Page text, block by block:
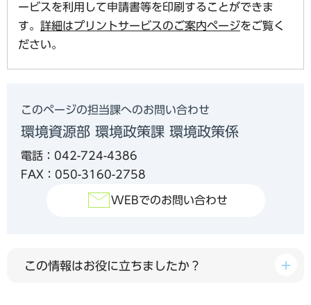
ービスを利用して申請書等を印刷することができま
す。 詳細はプリントサービスのご案内ページをご覧く
ださい。
このページの担当課へのお問い合わせ
環境資源部 環境政策課 環境政策係
電話：042-724-4386
FAX：050-3160-2758
WEBでのお問い合わせ
この情報はお役に立ちましたか？